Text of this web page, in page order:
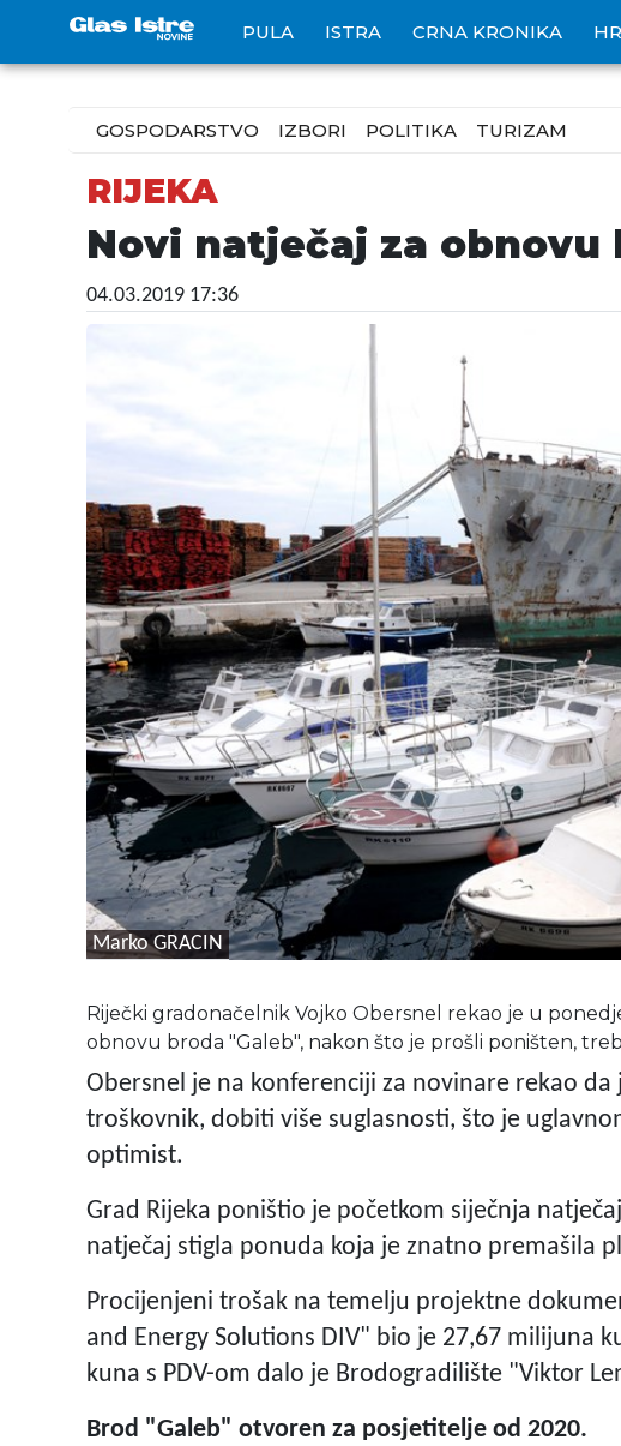
PULA ISTRA CRNA KRONIKA
GOSPODARSTVO IZBORI POLITIKA TURIZAM
RIJEKA
Novi natječaj za obnovu
04.03.2019 17:36
Marko GRACIN
Riječki gradonačelnik Vojko Obersnel rekao je u
obnovu broda "Galeb", nakon što je prošli poništen,
Obersnel je na konferenciji za novinare rekao
troškovnik, dobiti više suglasnosti, što je
optimist.
Grad Rijeka poništio je početkom siječnja
natječaj stigla ponuda koja je znatno premašila
Procijenjeni trošak na temelju projektne
and Energy Solutions DIV" bio je 27,67 milijuna
kuna s PDV-om dalo je Brodogradilište "Viktor
Brod "Galeb" otvoren za posjetitelje od 2020.